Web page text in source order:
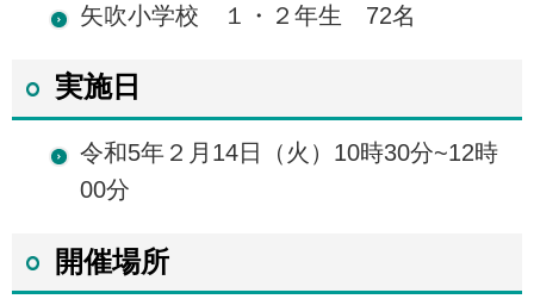
矢吹小学校 １・２年生 72名
実施日
令和5年２月14日（火）10時30分~12時
00分
開催場所